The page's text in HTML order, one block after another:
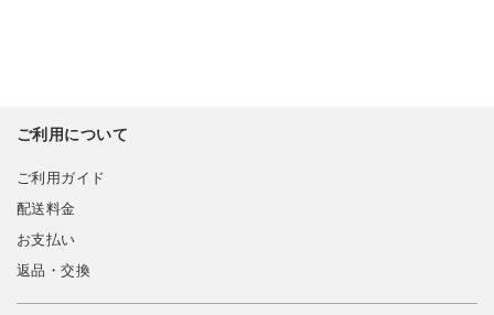
ご利用について
ご利用ガイド
配送料金
お支払い
返品・交換